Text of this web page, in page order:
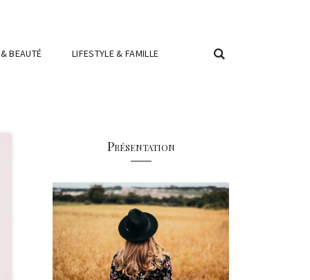
BEAUTÉ LIFESTYLE & FAMILLE
Présentation